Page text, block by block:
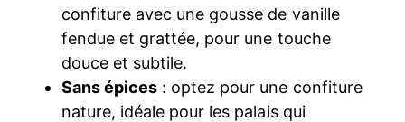
confiture avec une gousse de vanille
fendue et grattée, pour une touche
douce et subtile.
Sans épices : optez pour une confiture
nature, idéale pour les palais qui